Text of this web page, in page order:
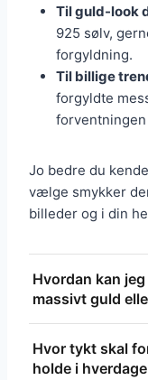
Til guld-look
925 sølv,
forgyldning.
Til billige
forgyldte
Jo bedre du
vælge smykker
billeder og i din
Hvordan kan
massivt guld
(sølv), GF eller
Hvor tykt skal
holde i